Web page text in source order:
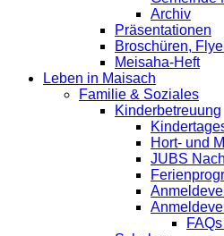
Archiv
Präsentationen
Broschüren,
Meisaha-Heft
Leben in Maisach
Familie & Soziales
Kinderbetreuung
Hort- und
JUBS